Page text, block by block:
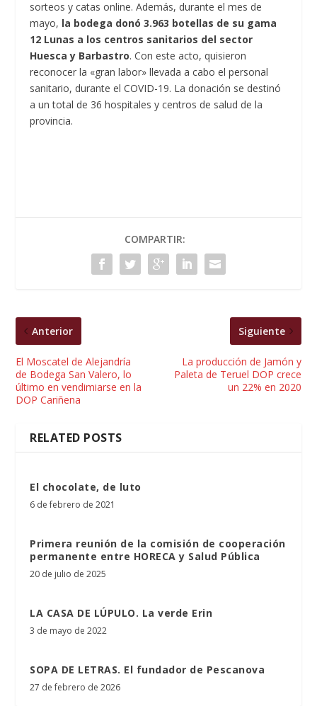
sorteos y catas online. Además, durante el mes de
mayo, la bodega donó 3.963 botellas de su gama
12 Lunas a los centros sanitarios del sector
Huesca y Barbastro. Con este acto, quisieron
reconocer la «gran labor» llevada a cabo el personal
sanitario, durante el COVID-19. La donación se destinó
a un total de 36 hospitales y centros de salud de la
provincia.
COMPARTIR:
Anterior
El Moscatel de Alejandría
de Bodega San Valero, lo
último en vendimiarse en la
DOP Cariñena
Siguiente
La producción de Jamón y
Paleta de Teruel DOP crece
un 22% en 2020
RELATED POSTS
El chocolate, de luto
6 de febrero de 2021
Primera reunión de la comisión de cooperación
permanente entre HORECA y Salud Pública
20 de julio de 2025
LA CASA DE LÚPULO. La verde Erin
3 de mayo de 2022
SOPA DE LETRAS. El fundador de Pescanova
27 de febrero de 2026